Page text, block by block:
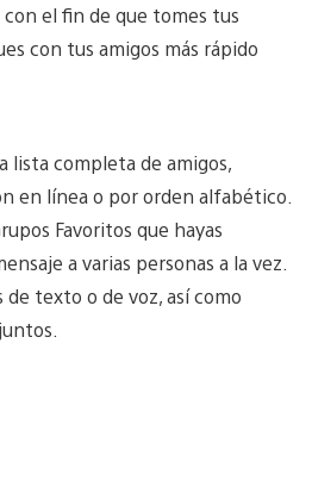
el fin de que tomes tus
con tus amigos más rápido
lista completa de amigos,
en línea o por orden alfabético.
Favoritos que hayas
a varias personas a la vez.
de texto o de voz, así como